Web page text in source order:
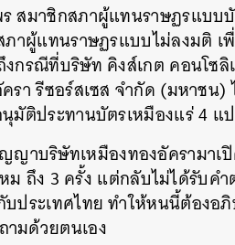
สมาชิกสภาผู้แทนราษฏรแบ
าผู้แทนราษฏรแบบไม่ลงมติ เ
รณีที่บริษัท คิงส์เกต คอนโซลิ
า รีซอร์สเซส จำกัด (มหาชน)
มัติประทานบัตรเหมืองแร่ 4 แ
ญาบริษัทเหมืองทองอัครามาเ
ม ถึง 3 ครั้ง แต่กลับไม่ได้รับค
ประเทศไทย ทำให้หนนี้ต้องอภิ
มด้วยตนเอง